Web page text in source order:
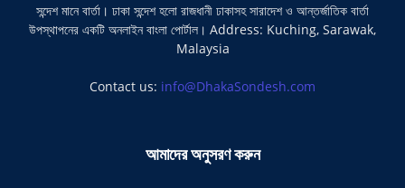
সন্দেশ মানে বার্তা। ঢাকা সন্দেশ হলো রাজধানী ঢাকাসহ সারাদেশ ও আন্তর্জাতিক বার্তা
উপস্থাপনের একটি অনলাইন বাংলা পোর্টাল। Address: Kuching, Sarawak,
Malaysia
Contact us: info@DhakaSondesh.com
আমাদের অনুসরণ করুন